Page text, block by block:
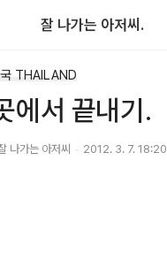
잘 나가는 아저씨.
THAILAND
에서 끝내기.
나가는 아저씨 2012. 3. 7. 18:20